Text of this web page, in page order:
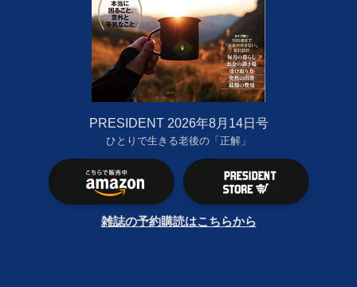
PRESIDENT 2026年8月14日号
ひとりで生きる老後の「正解」
雑誌の予約購読はこちらから